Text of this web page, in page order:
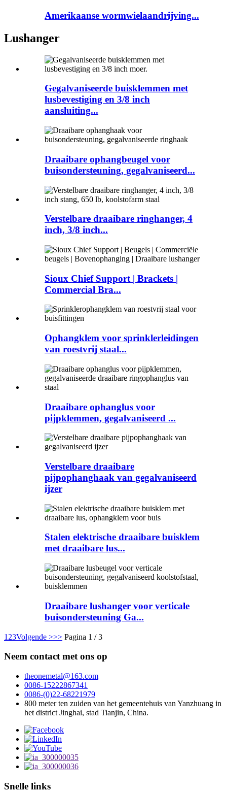
Amerikaanse wormwielaandrijving...
Lushanger
Gegalvaniseerde buisklemmen met
lusbevestiging en 3/8 inch
aansluiting...
Draaibare ophangbeugel voor
buisondersteuning, gegalvaniseerd...
Verstelbare draaibare ringhanger, 4
inch, 3/8 inch...
Sioux Chief Support | Brackets |
Commercial Bra...
Ophangklem voor sprinklerleidingen
van roestvrij staal...
Draaibare ophanglus voor
pijpklemmen, gegalvaniseerd ...
Verstelbare draaibare
pijpophanghaak van gegalvaniseerd
ijzer
Stalen elektrische draaibare buisklem
met draaibare lus...
Draaibare lushanger voor verticale
buisondersteuning Ga...
1 23Volgende >>> Pagina 1 / 3
Neem contact met ons op
theonemetal@163.com
0086-15222867341
0086-(0)22-68221979
800 meter ten zuiden van het gemeentehuis van Yanzhuang in
het district Jinghai, stad Tianjin, China.
Snelle links